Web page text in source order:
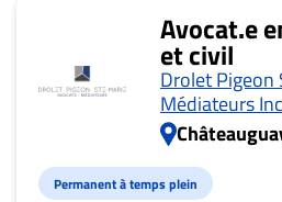
TROUVEZ-
NOUS
Nous
joindre
Avocat.e
et civil
Drolet
Médiateurs
Permanent à temps plein